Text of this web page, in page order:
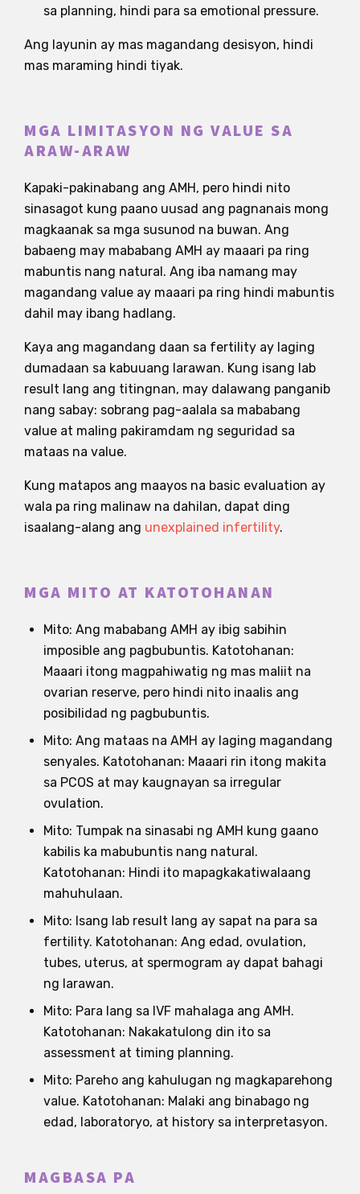
sa planning, hindi para sa emotional pressure.
Ang layunin ay mas magandang desisyon, hindi
mas maraming hindi tiyak.
MGA LIMITASYON NG VALUE SA
ARAW-ARAW
Kapaki-pakinabang ang AMH, pero hindi nito
sinasagot kung paano uusad ang pagnanais mong
magkaanak sa mga susunod na buwan. Ang
babaeng may mababang AMH ay maaari pa ring
mabuntis nang natural. Ang iba namang may
magandang value ay maaari pa ring hindi mabuntis
dahil may ibang hadlang.
Kaya ang magandang daan sa fertility ay laging
dumadaan sa kabuuang larawan. Kung isang lab
result lang ang titingnan, may dalawang panganib
nang sabay: sobrang pag-aalala sa mababang
value at maling pakiramdam ng seguridad sa
mataas na value.
Kung matapos ang maayos na basic evaluation ay
wala pa ring malinaw na dahilan, dapat ding
isaalang-alang ang unexplained infertility.
MGA MITO AT KATOTOHANAN
Mito: Ang mababang AMH ay ibig sabihin
imposible ang pagbubuntis. Katotohanan:
Maaari itong magpahiwatig ng mas maliit na
ovarian reserve, pero hindi nito inaalis ang
posibilidad ng pagbubuntis.
Mito: Ang mataas na AMH ay laging magandang
senyales. Katotohanan: Maaari rin itong makita
sa PCOS at may kaugnayan sa irregular
ovulation.
Mito: Tumpak na sinasabi ng AMH kung gaano
kabilis ka mabubuntis nang natural.
Katotohanan: Hindi ito mapagkakatiwalaang
mahuhulaan.
Mito: Isang lab result lang ay sapat na para sa
fertility. Katotohanan: Ang edad, ovulation,
tubes, uterus, at spermogram ay dapat bahagi
ng larawan.
Mito: Para lang sa IVF mahalaga ang AMH.
Katotohanan: Nakakatulong din ito sa
assessment at timing planning.
Mito: Pareho ang kahulugan ng magkaparehong
value. Katotohanan: Malaki ang binabago ng
edad, laboratoryo, at history sa interpretasyon.
MAGBASA PA